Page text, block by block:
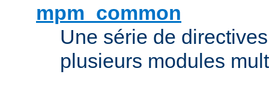
mpm_common
Une série de
plusieurs modules